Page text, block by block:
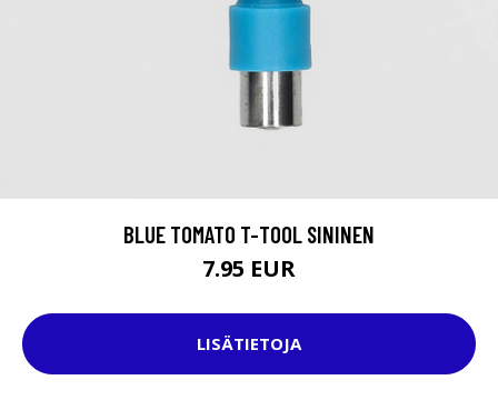
BLUE TOMATO T-TOOL SININEN
7.95 EUR
LISÄTIETOJA